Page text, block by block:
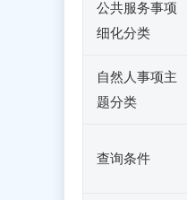
公共服务事项
细化分类
自然人事项主
题分类
查询条件